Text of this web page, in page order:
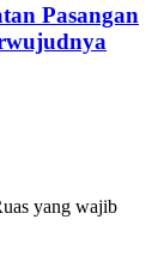
Pasangan
yang wajib